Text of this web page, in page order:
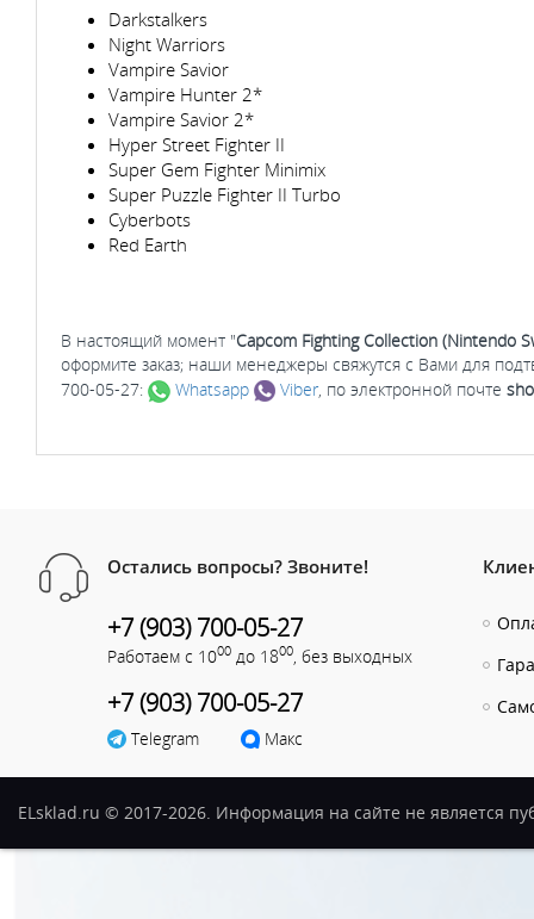
Darkstalkers
Night Warriors
Vampire Savior
Vampire Hunter 2*
Vampire Savior 2*
Hyper Street Fighter II
Super Gem Fighter Minimix
Super Puzzle Fighter II Turbo
Cyberbots
Red Earth
В настоящий момент "Capcom Fighting Collection (Nintendo
оформите заказ; наши менеджеры свяжутся с Вами для
700-05-27:
Whatsapp Viber, по электронной почте
Остались вопросы? Звоните!
+7 (903) 700-05-27
Работаем с 1000 до 1800 , без выходных
+7 (903) 700-05-27
Telegram Макс
ELsklad.ru © 2017-2026. Информация на сайте не является